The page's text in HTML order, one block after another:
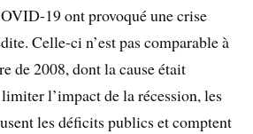
19 ont provoqué une crise
Celle-ci n’est pas comparable à
de 2008, dont la cause était
l’impact de la récession, les
les déficits publics et comptent